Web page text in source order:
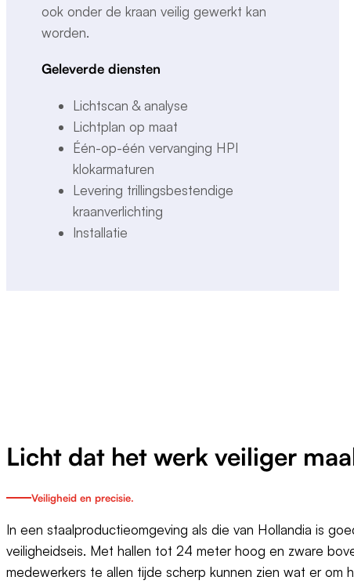
ook onder de kraan veilig gewerkt kan
worden.
Geleverde diensten
Lichtscan & analyse
Lichtplan op maat
Één-op-één vervanging HPI
klokarmaturen
Levering trillingsbestendige
kraanverlichting
Installatie
Licht dat het werk veiliger
Veiligheid en precisie.
In een staalproductieomgeving als die van Hollandia is
veiligheidseis. Met hallen tot 24 meter hoog en zware
medewerkers te allen tijde scherp kunnen zien wat er om